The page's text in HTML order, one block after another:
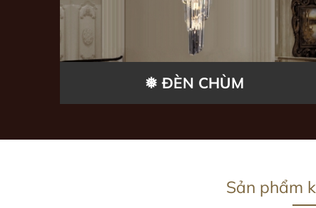
❅ ĐÈN CHÙM
Sản phẩm